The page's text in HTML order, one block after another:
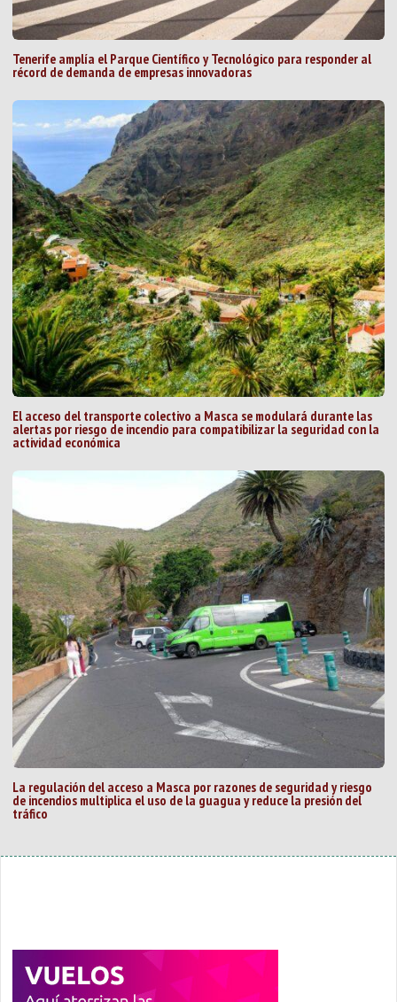
Tenerife amplía el Parque Científico y Tecnológico para responder al
récord de demanda de empresas innovadoras
El acceso del transporte colectivo a Masca se modulará durante las
alertas por riesgo de incendio para compatibilizar la seguridad con la
actividad económica
La regulación del acceso a Masca por razones de seguridad y riesgo
de incendios multiplica el uso de la guagua y reduce la presión del
tráfico